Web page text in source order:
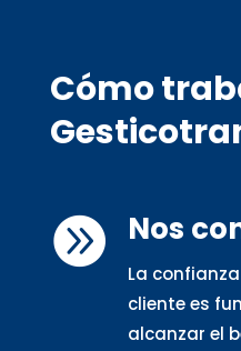
Cómo
 Nos
La
cliente es
alcanzar el